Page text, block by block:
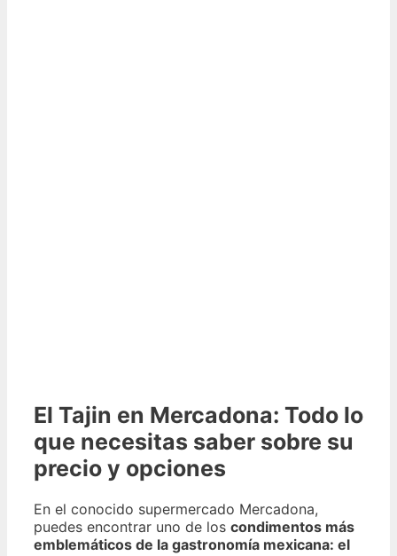
El Tajin en Mercadona: Todo lo
que necesitas saber sobre su
precio y opciones
En el conocido supermercado Mercadona,
puedes encontrar uno de los condimentos más
emblemáticos de la gastronomía mexicana: el